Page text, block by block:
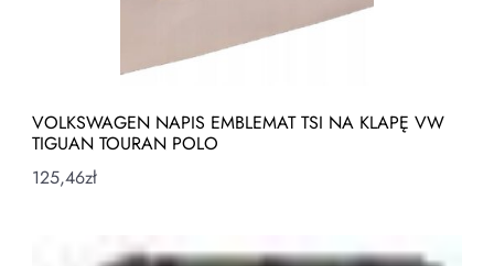
VOLKSWAGEN NAPIS EMBLEMAT TSI NA KLAPĘ VW
TIGUAN TOURAN POLO
125,46zł